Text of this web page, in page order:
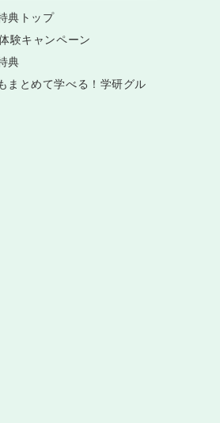
典トップ
験キャンペーン
典
まとめて学べる！学研グル